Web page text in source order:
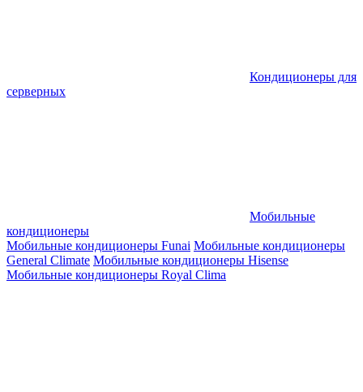
Кондиционеры для
серверных
Мобильные
кондиционеры
Мобильные кондиционеры Funai Мобильные кондиционеры
General Climate Мобильные кондиционеры Hisense
Мобильные кондиционеры Royal Clima